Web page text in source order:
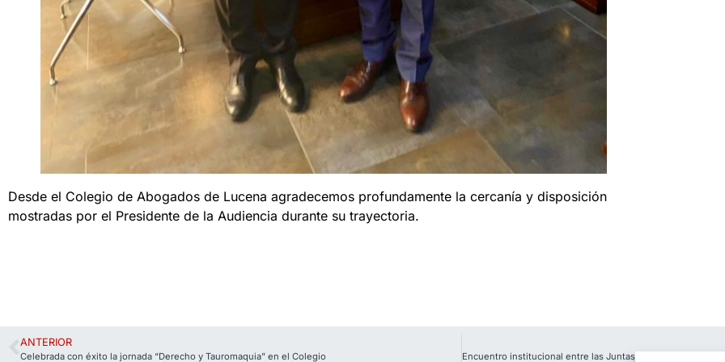
Desde el Colegio de Abogados de Lucena agradecemos profundamente la cercanía y disposición
mostradas por el Presidente de la Audiencia durante su trayectoria.
ANTERIOR
Celebrada con éxito la jornada “Derecho y Tauromaquia” en el Colegio